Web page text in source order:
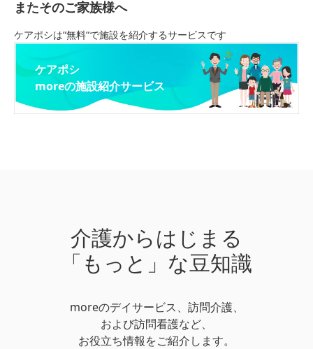
またそのご家族様へ
ケアポシは“無料“で施設を紹介するサービスです
ケアポシ
moreの施設紹介サービス
介護からはじまる
「もっと」な豆知識
moreのデイサービス、訪問介護、
および訪問看護など、
お役立ち情報をご紹介します。